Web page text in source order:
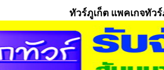
ทัวร์ภูเก็ต แพคเกจทัว